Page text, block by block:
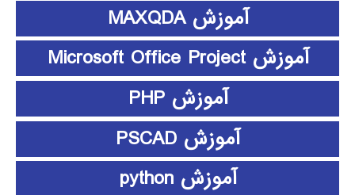
آموزش MAXQDA
آموزش Microsoft Office Project
آموزش PHP
آموزش PSCAD
آموزش python